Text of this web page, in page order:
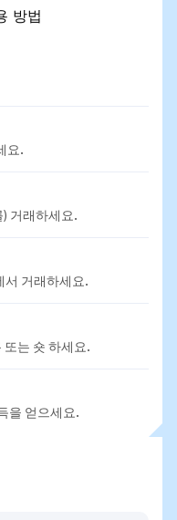
방법
요.
거래하세요.
서 거래하세요.
또는 숏 하세요.
을 얻으세요.